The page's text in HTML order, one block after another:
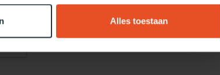
Alles toestaan